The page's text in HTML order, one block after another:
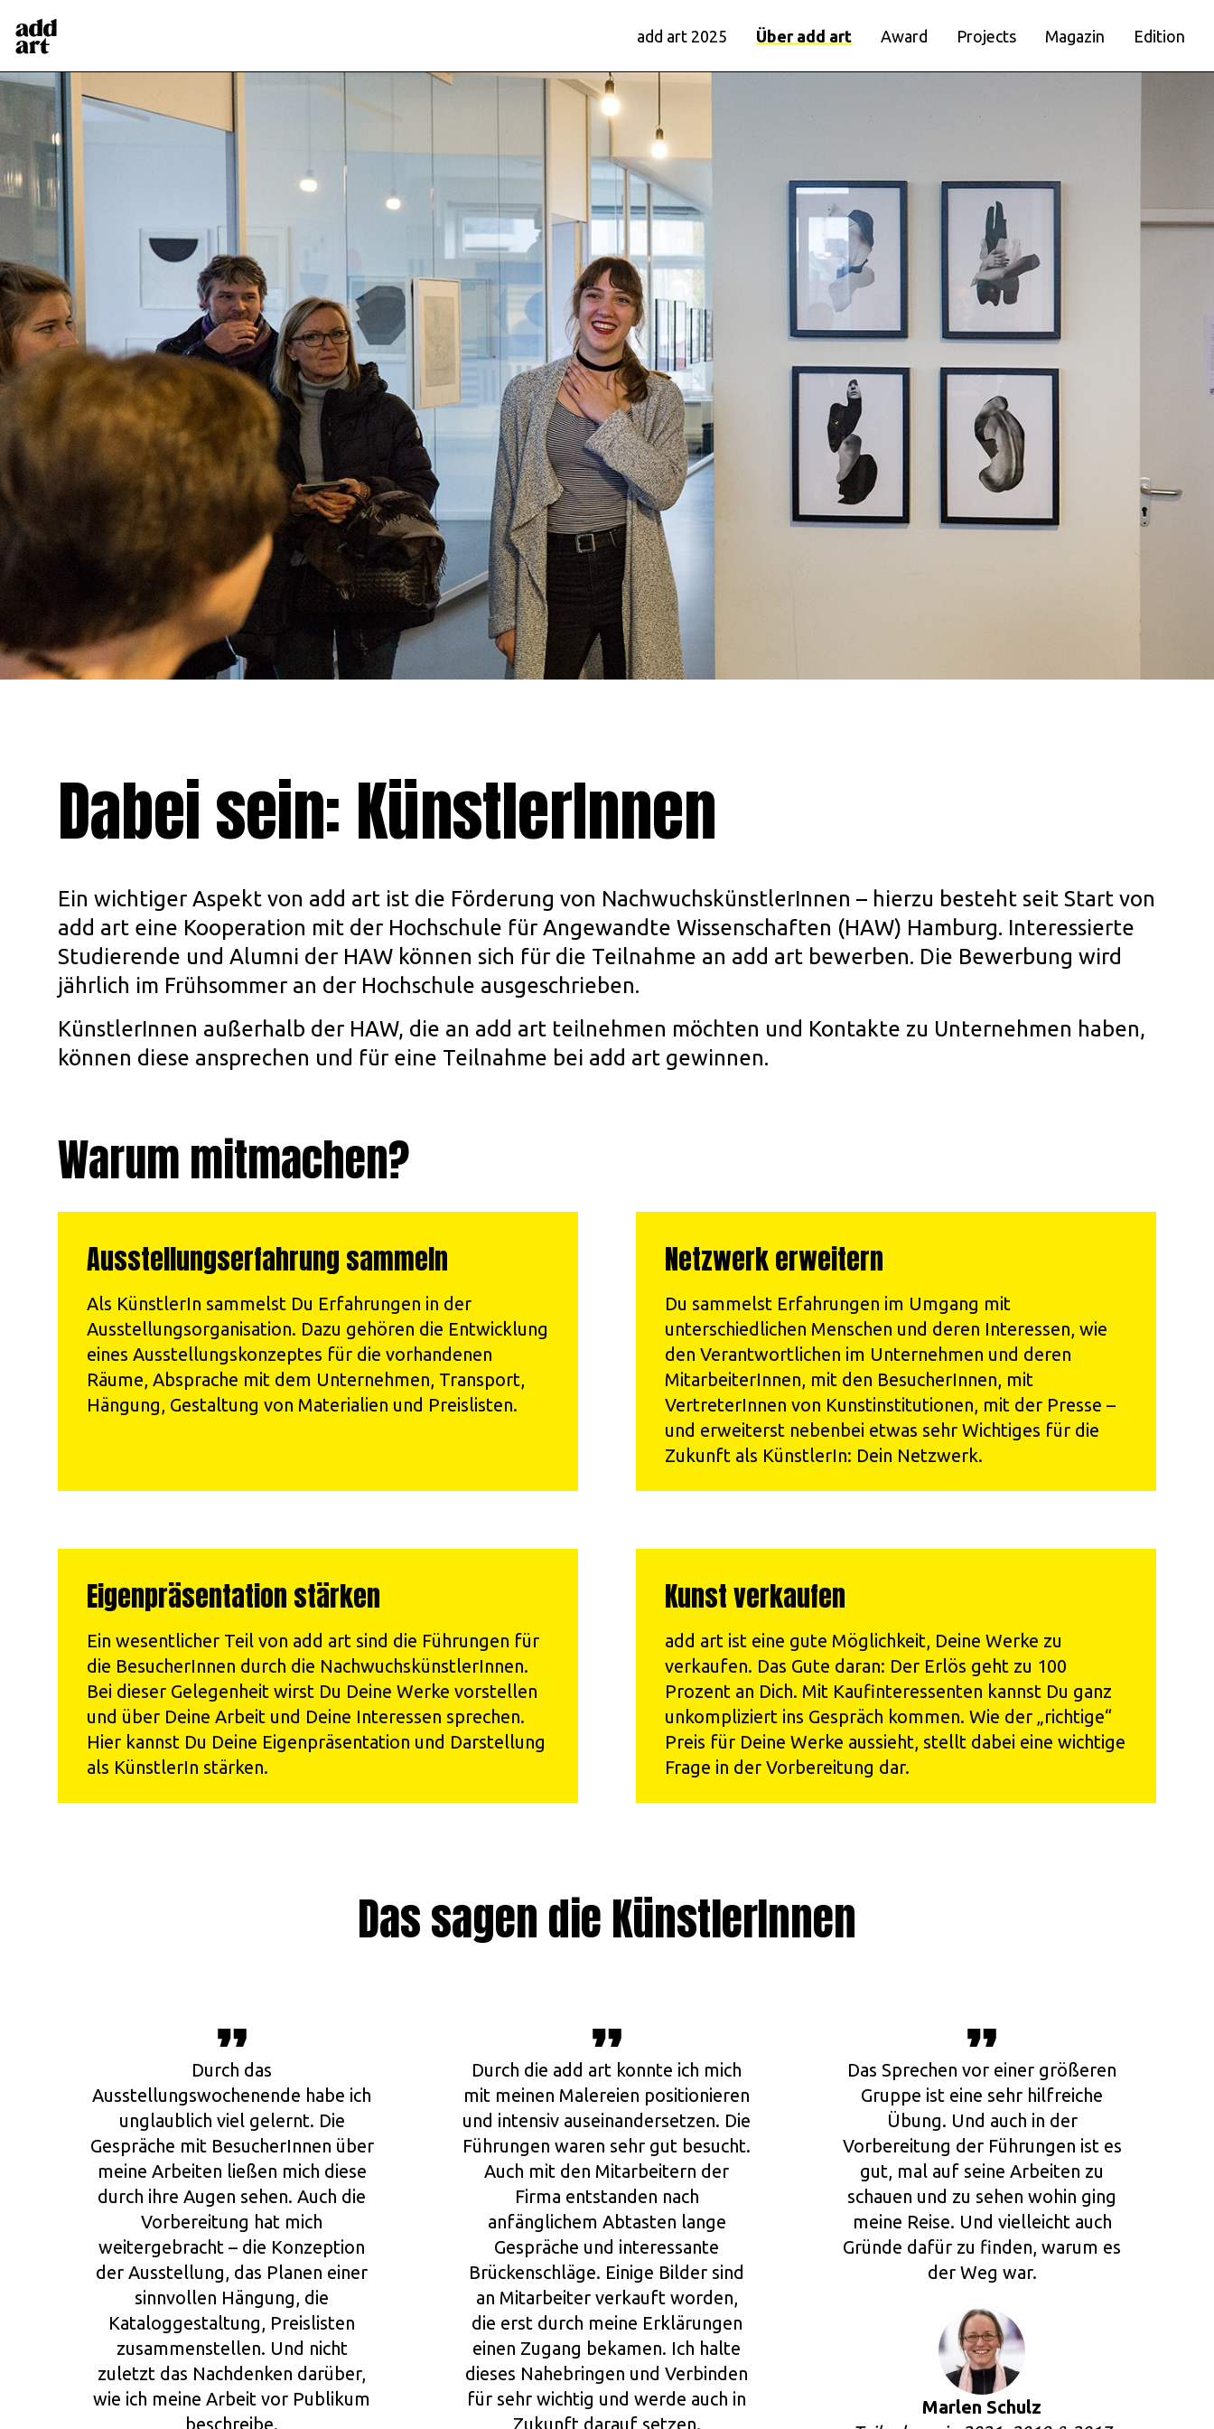
add art 2025 Über add art Award Projects Magazin Edition
Dabei sein: KünstlerInnen
Ein wichtiger Aspekt von add art ist die Förderung von NachwuchskünstlerInnen – hierzu besteht seit Start von
add art eine Kooperation mit der Hochschule für Angewandte Wissenschaften (HAW) Hamburg. Interessierte
Studierende und Alumni der HAW können sich für die Teilnahme an add art bewerben. Die Bewerbung wird
jährlich im Frühsommer an der Hochschule ausgeschrieben.
KünstlerInnen außerhalb der HAW, die an add art teilnehmen möchten und Kontakte zu Unternehmen haben,
können diese ansprechen und für eine Teilnahme bei add art gewinnen.
Warum mitmachen?
Ausstellungserfahrung sammeln
Als KünstlerIn sammelst Du Erfahrungen in der
Ausstellungsorganisation. Dazu gehören die Entwicklung
eines Ausstellungskonzeptes für die vorhandenen
Räume, Absprache mit dem Unternehmen, Transport,
Hängung, Gestaltung von Materialien und Preislisten.
Netzwerk erweitern
Du sammelst Erfahrungen im Umgang mit
unterschiedlichen Menschen und deren Interessen, wie
den Verantwortlichen im Unternehmen und deren
MitarbeiterInnen, mit den BesucherInnen, mit
VertreterInnen von Kunstinstitutionen, mit der Presse –
und erweiterst nebenbei etwas sehr Wichtiges für die
Zukunft als KünstlerIn: Dein Netzwerk.
Eigenpräsentation stärken
Ein wesentlicher Teil von add art sind die Führungen für
die BesucherInnen durch die NachwuchskünstlerInnen.
Bei dieser Gelegenheit wirst Du Deine Werke vorstellen
und über Deine Arbeit und Deine Interessen sprechen.
Hier kannst Du Deine Eigenpräsentation und Darstellung
als KünstlerIn stärken.
Kunst verkaufen
add art ist eine gute Möglichkeit, Deine Werke zu
verkaufen. Das Gute daran: Der Erlös geht zu 100
Prozent an Dich. Mit Kaufinteressenten kannst Du ganz
unkompliziert ins Gespräch kommen. Wie der „richtige“
Preis für Deine Werke aussieht, stellt dabei eine wichtige
Frage in der Vorbereitung dar.
Das sagen die KünstlerInnen
Durch das
Ausstellungswochenende habe ich
unglaublich viel gelernt. Die
Gespräche mit BesucherInnen über
meine Arbeiten ließen mich diese
durch ihre Augen sehen. Auch die
Vorbereitung hat mich
weitergebracht – die Konzeption
der Ausstellung, das Planen einer
sinnvollen Hängung, die
Kataloggestaltung, Preislisten
zusammenstellen. Und nicht
zuletzt das Nachdenken darüber,
wie ich meine Arbeit vor Publikum
beschreibe.
Durch die add art konnte ich mich
mit meinen Malereien positionieren
und intensiv auseinandersetzen. Die
Führungen waren sehr gut besucht.
Auch mit den Mitarbeitern der
Firma entstanden nach
anfänglichem Abtasten lange
Gespräche und interessante
Brückenschläge. Einige Bilder sind
an Mitarbeiter verkauft worden,
die erst durch meine Erklärungen
einen Zugang bekamen. Ich halte
dieses Nahebringen und Verbinden
für sehr wichtig und werde auch in
Zukunft darauf setzen.
Das Sprechen vor einer größeren
Gruppe ist eine sehr hilfreiche
Übung. Und auch in der
Vorbereitung der Führungen ist es
gut, mal auf seine Arbeiten zu
schauen und zu sehen wohin ging
meine Reise. Und vielleicht auch
Gründe dafür zu finden, warum es
der Weg war.
Marlen Schulz